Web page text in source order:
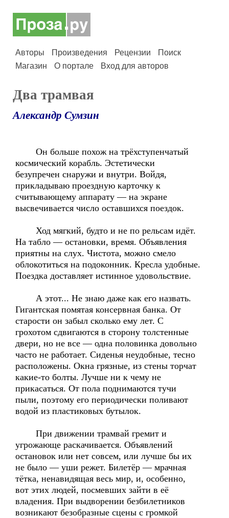
Авторы Произведения Рецензии
Поиск
Магазин
О портале Вход для авторов
Два трамвая
Александр Сумзин
Он больше похож на трёхступенчатый
космический корабль. Эстетически
безупречен снаружи и внутри. Войдя,
прикладываю проездную карточку к
считывающему аппарату — на экране
высвечивается число оставшихся поездок.
Ход мягкий, будто и не по рельсам идёт.
На табло — остановки, время. Объявления
приятны на слух. Чистота, можно смело
облокотиться на подоконник. Кресла удобные.
Поездка доставляет истинное удовольствие.
А этот... Не знаю даже как его назвать.
Гигантская помятая консервная банка. От
старости он забыл сколько ему лет. С
грохотом сдвигаются в сторону толстенные
двери, но не все — одна половинка довольно
часто не работает. Сиденья неудобные, тесно
расположены. Окна грязные, из стены торчат
какие-то болты. Лучше ни к чему не
прикасаться. От пола поднимаются тучи
пыли, поэтому его периодически поливают
водой из пластиковых бутылок.
При движении трамвай гремит и
угрожающе раскачивается. Объявлений
остановок или нет совсем, или лучше бы их
не было — уши режет. Билетёр — мрачная
тётка, ненавидящая весь мир, и, особенно,
вот этих людей, посмевших зайти в её
владения. При выдворении безбилетников
возникают безобразные сцены с громкой